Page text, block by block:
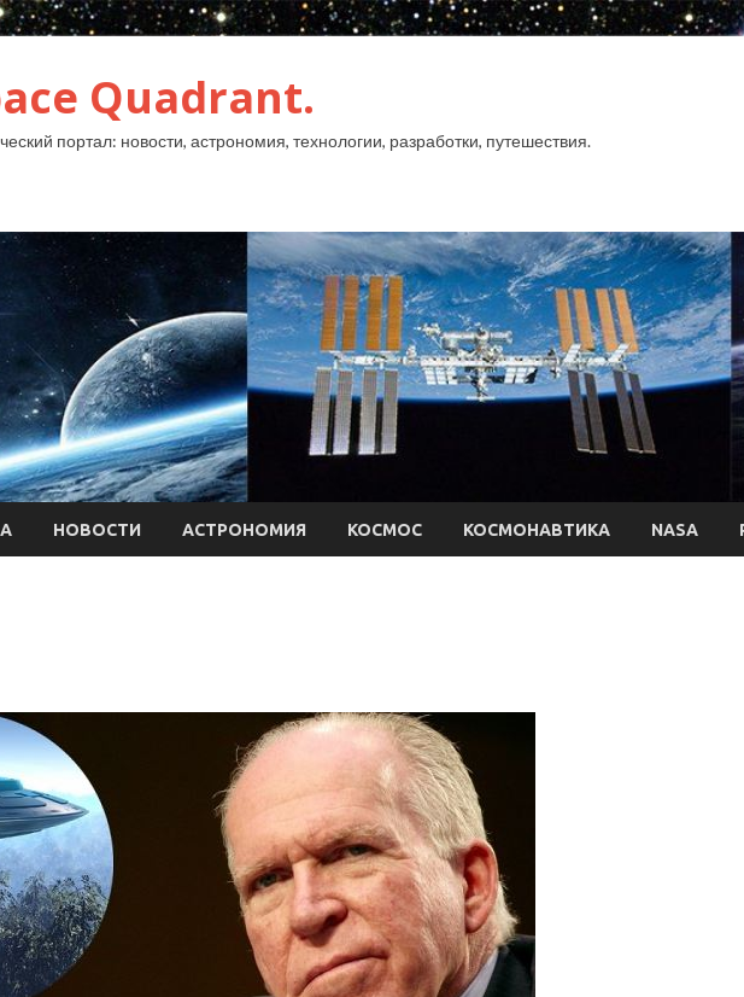
Quadrant.
портал: новости, астрономия, технологии, разработки, путешествия.
НОВОСТИ АСТРОНОМИЯ КОСМОС КОСМОНАВТИКА NASA